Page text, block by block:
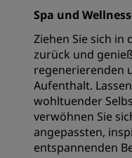
Spa und
Ziehen Sie sich in
zurück und
regenerierenden
Aufenthalt.
wohltuender
verwöhnen Sie
angepassten,
entspannenden